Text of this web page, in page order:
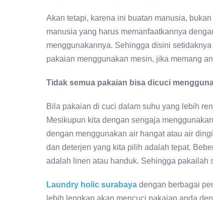
Akan tetapi, karena ini buatan manusia,
manusia yang harus memanfaatkannya
menggunakannya. Sehingga disini
pakaian menggunakan mesin, jika memang
Tidak semua pakaian bisa dicuci
Bila pakaian di cuci dalam suhu yang lebih
Mesikupun kita dengan sengaja
dengan menggunakan air hangat atau air
dan deterjen yang kita pilih adalah tepat.
adalah linen atau handuk. Sehingga pakailah
Laundry holic surabaya dengan berbagai
lebih lengkap akan mencuci pakaian anda